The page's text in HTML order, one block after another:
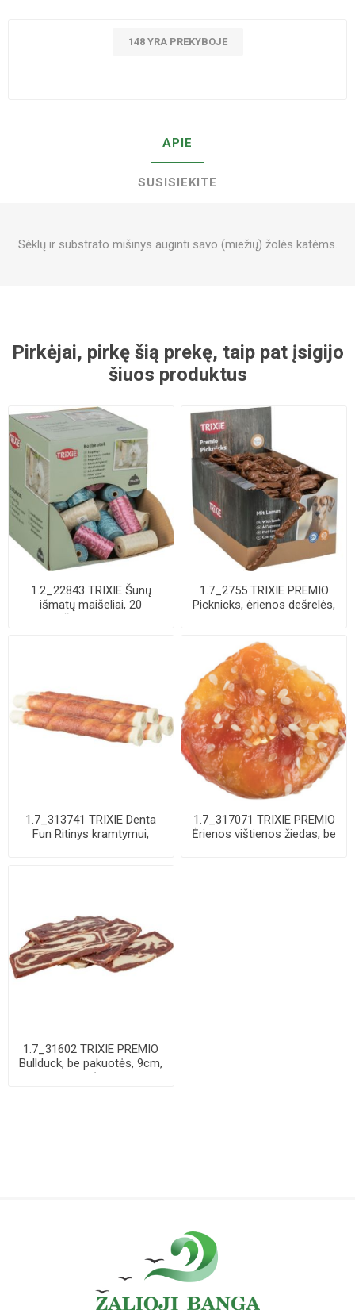
148 YRA PREKYBOJE
APIE
SUSISIEKITE
Sėklų ir substrato mišinys auginti savo (miežių) žolės katėms.
Pirkėjai, pirkę šią prekę, taip pat įsigijo
šiuos produktus
1.2_22843 TRIXIE Šunų
išmatų maišeliai, 20
maišelių-rulone, ...
1.7_2755 TRIXIE PREMIO
Picknicks, ėrienos dešrelės,
1.7_313741 TRIXIE Denta
Fun Ritinys kramtymui,
1.7_317071 TRIXIE PREMIO
Ėrienos vištienos žiedas, be
1.7_31602 TRIXIE PREMIO
Bullduck, be pakuotės, 9cm,
11 g (pa...